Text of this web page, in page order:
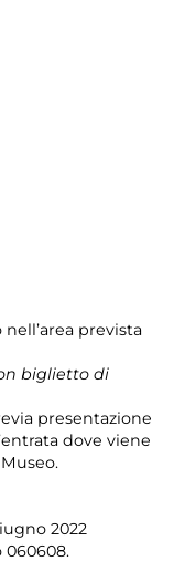
prevista
biglietto di
presentazione
dove viene
2022